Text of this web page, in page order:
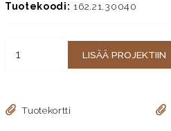
Tuotekoodi: 162.21.30040
LISÄÄ PROJEKTIIN
Tuotekortti